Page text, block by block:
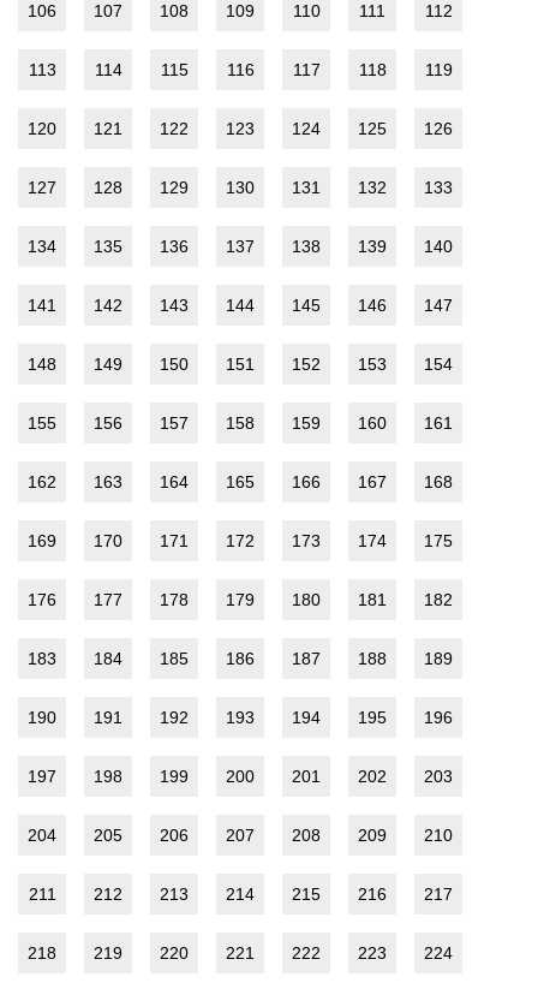
106 107 108 109 110 111 112
113 114 115 116 117 118 119
120 121 122 123 124 125 126
127 128 129 130 131 132 133
134 135 136 137 138 139 140
141 142 143 144 145 146 147
148 149 150 151 152 153 154
155 156 157 158 159 160 161
162 163 164 165 166 167 168
169 170 171 172 173 174 175
176 177 178 179 180 181 182
183 184 185 186 187 188 189
190 191 192 193 194 195 196
197 198 199 200 201 202 203
204 205 206 207 208 209 210
211 212 213 214 215 216 217
218 219 220 221 222 223 224